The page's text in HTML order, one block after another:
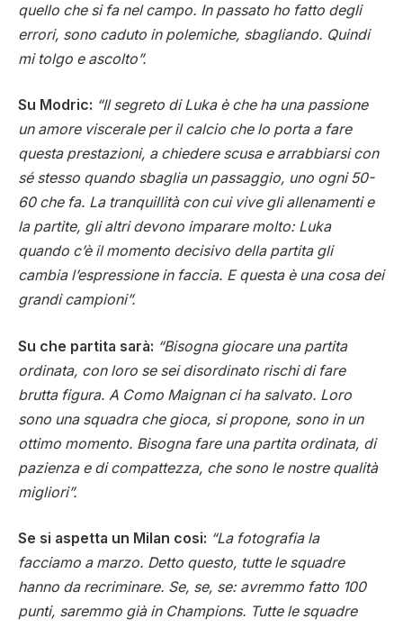
quello che si fa nel campo. In passato ho fatto degli
errori, sono caduto in polemiche, sbagliando. Quindi
mi tolgo e ascolto”.
Su Modric: “Il segreto di Luka è che ha una passione
un amore viscerale per il calcio che lo porta a fare
questa prestazioni, a chiedere scusa e arrabbiarsi con
sé stesso quando sbaglia un passaggio, uno ogni 50-
60 che fa. La tranquillità con cui vive gli allenamenti e
la partite, gli altri devono imparare molto: Luka
quando c’è il momento decisivo della partita gli
cambia l’espressione in faccia. E questa è una cosa dei
grandi campioni”.
Su che partita sarà: “Bisogna giocare una partita
ordinata, con loro se sei disordinato rischi di fare
brutta figura. A Como Maignan ci ha salvato. Loro
sono una squadra che gioca, si propone, sono in un
ottimo momento. Bisogna fare una partita ordinata, di
pazienza e di compattezza, che sono le nostre qualità
migliori”.
Se si aspetta un Milan cosi: “La fotografia la
facciamo a marzo. Detto questo, tutte le squadre
hanno da recriminare. Se, se, se: avremmo fatto 100
punti, saremmo già in Champions. Tutte le squadre